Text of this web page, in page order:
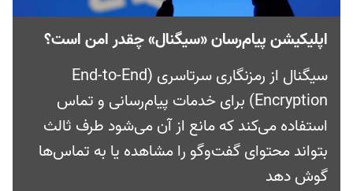
اپلیکیشن پیام‌رسان «سیگنال» چقدر امن است؟
سیگنال از رمزنگاری سرتاسری (End-to-End
Encryption) برای خدمات پیام‌رسانی و تماس
استفاده می‌کند که مانع از آن می‌شود طرف ثالث
بتواند محتوای گفت‌و‌گو را مشاهده یا به تماس‌ها
گوش دهد